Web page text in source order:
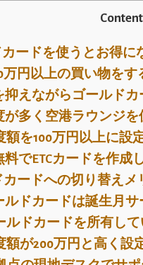
ードを使うとお得に
万円以上の買い物をす
えながらゴールドカ
が多く空港ラウンジを
額を100万円以上に設
でETCカードを作成
ードへの切り替えメ
ルドカードは誕生月サ
ルドカードを所有し
額が200万円と高く設